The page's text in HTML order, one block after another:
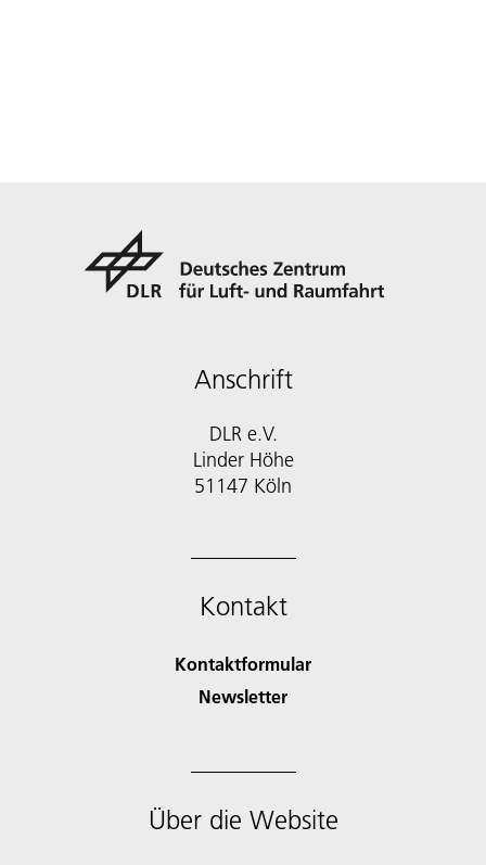
Anschrift
DLR e.V.
Linder Höhe
51147 Köln
Kontakt
Kontaktformular
Newsletter
Über die Website